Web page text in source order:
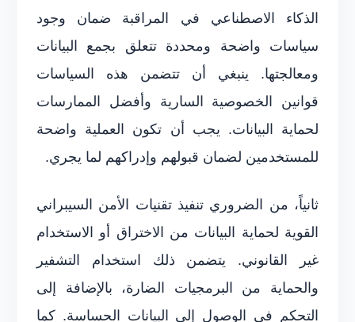
الذكاء الاصطناعي في المراقبة ضمان وجود
سياسات واضحة ومحددة تتعلق بجمع البيانات
ومعالجتها. ينبغي أن تتضمن هذه السياسات
قوانين الخصوصية السارية وأفضل الممارسات
لحماية البيانات. يجب أن تكون العملية واضحة
للمستخدمين لضمان قبولهم وإدراكهم لما يجري.
ثانياً، من الضروري تنفيذ تقنيات الأمن السيبراني
القوية لحماية البيانات من الاختراق أو الاستخدام
غير القانوني. يتضمن ذلك استخدام التشفير
والحماية من البرمجيات الضارة، بالإضافة إلى
التحكم في الوصول إلى البيانات الحساسة. كما